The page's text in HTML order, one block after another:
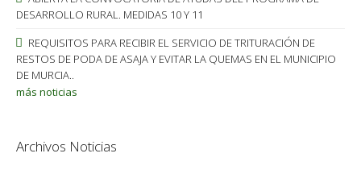
DESARROLLO RURAL. MEDIDAS 10 Y 11
REQUISITOS PARA RECIBIR EL SERVICIO DE TRITURACIÓN DE
RESTOS DE PODA DE ASAJA Y EVITAR LA QUEMAS EN EL MUNICIPIO
DE MURCIA..
más noticias
Archivos Noticias